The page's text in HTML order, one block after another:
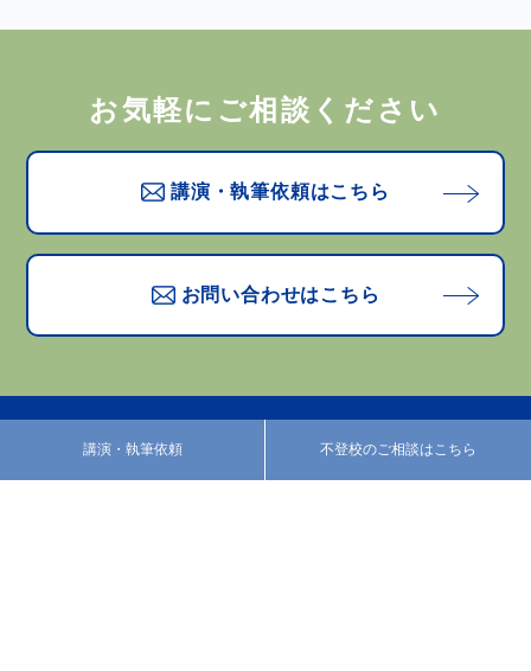
講演・執筆依頼 不登校のご相談はこちら
お気軽にご相談ください
講演・執筆依頼はこちら
お問い合わせはこちら